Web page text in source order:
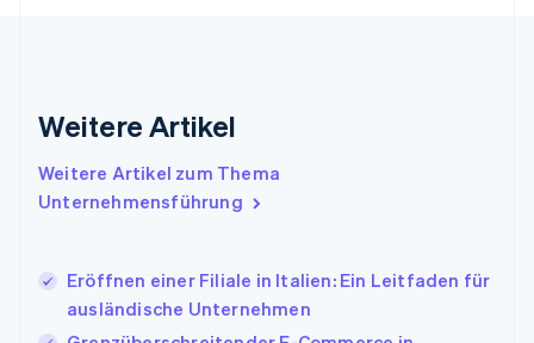
Weitere Artikel
Weitere Artikel zum Thema
Unternehmensführung
Eröffnen einer Filiale in Italien: Ein Leitfaden für
ausländische Unternehmen
Indien
Irland
English
Japan
日本語 English